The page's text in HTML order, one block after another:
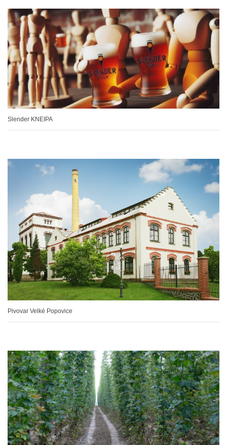
Slender KNEIPA
Pivovar Velké Popovice